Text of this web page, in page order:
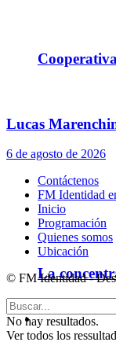
La
Policiales
Lucas
6 de agosto de 2026
Contáctenos
FM Identidad
Inicio
Programación
Quienes somos
Ubicación
© FM Identidad -
No hay resultados.
Ver todos los